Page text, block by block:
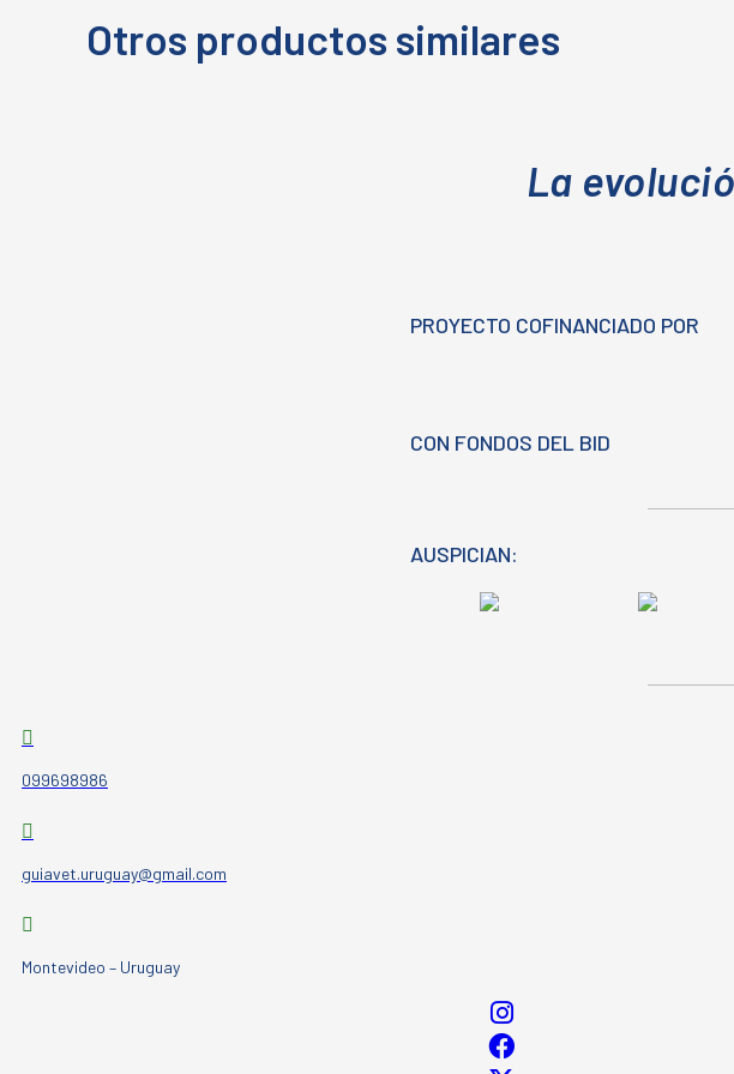
Otros productos similares
La
PROYECTO COFINANCIADO POR
CON FONDOS DEL BID
AUSPICIAN:
099698986
guiavet.uruguay@gmail.com
Montevideo – Uruguay